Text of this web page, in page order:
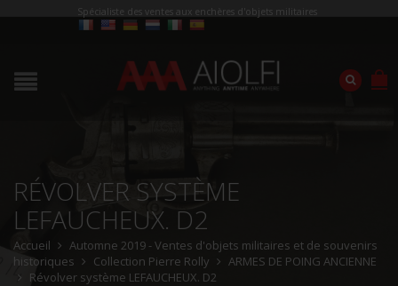
Spécialiste des ventes aux enchères d'objets militaires
RÉVOLVER SYSTÈME
LEFAUCHEUX. D2
Accueil
Automne 2019 - Ventes d'objets militaires et de souvenirs
historiques
Collection Pierre Rolly
ARMES DE POING ANCIENNE
Révolver système LEFAUCHEUX. D2